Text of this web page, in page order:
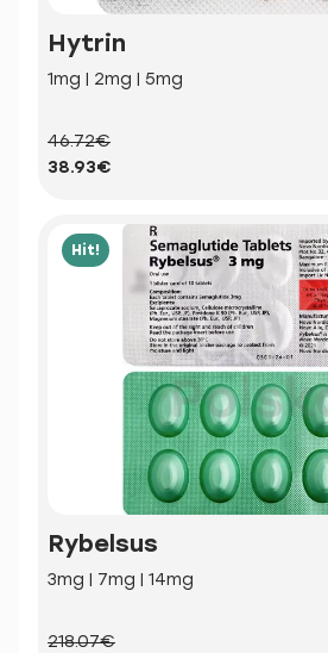
Hytrin
1mg | 2mg | 5mg
46.72€
38.93€
Hit!
Rybelsus
3mg | 7mg | 14mg
218.07€